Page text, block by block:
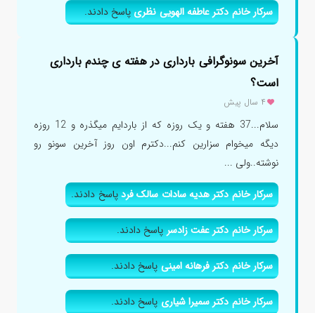
سرکار خانم دکتر عاطفه الهویی نظریپاسخ دادند.
آخرین سونوگرافی بارداری در هفته ی چندم بارداری
است؟
۴ سال پیش
سلام...37 هفته و یک روزه که از باردایم میگذره و 12 روزه
دیگه میخوام سزارین کنم...دکترم اون روز آخرین سونو رو
نوشته..ولی ...
سرکار خانم دکتر هدیه سادات سالک فردپاسخ دادند.
سرکار خانم دکتر عفت زادسرپاسخ دادند.
سرکار خانم دکتر فرهانه امینیپاسخ دادند.
سرکار خانم دکتر سمیرا شیاریپاسخ دادند.